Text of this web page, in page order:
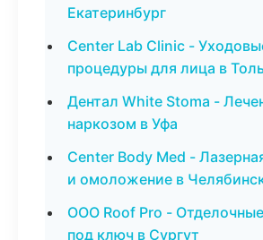
Екатеринбург
Center Lab Clinic -
процедуры для лица в
Дентал White Stoma -
наркозом в Уфа
Center Body Med -
и омоложение в
ООО Roof Pro -
под ключ в Сургут